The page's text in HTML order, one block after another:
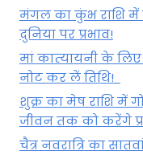
मंगल का कुंभ राशि में
दुनिया पर प्रभाव!
मां कात्‍यायनी के लिए
नोट कर लें तिथि!
शुक्र का मेष राशि में
जीवन तक को करेंगे
चैत्र नवरात्रि का